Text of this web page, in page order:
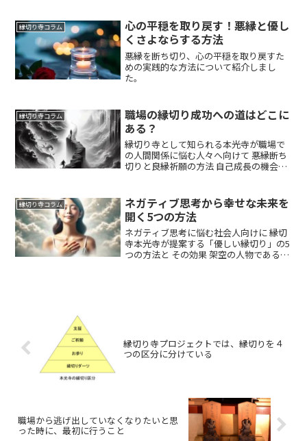
化と自己成長を通じて悪縁を解消する具
体的な実践方法について紹介しました。
縁切り寺コラム
心の平穏を取り戻す！悪縁と優し
くさよならする方法
悪縁を断ち切り、心の平穏を取り戻すた
めの実践的な方法について紹介しまし
た。
縁切り寺コラム
職場の縁切り成功への道はどこに
ある？
縁切り寺として知られる本光寺が職場で
の人間関係に悩む人々へ向けて 悪縁断ち
切りと良縁祈願の方法 自己成長の機会と
たな出会いへの期待など 職場の人間関係
改善に役立つ縁切りの知恵について紹介
しました。
縁切り寺コラム
ネガティブ思考から幸せな未来を
開く5つの方法
ネガティブ思考に悩む社会人向けに 縁切
寺本光寺が提案する「優しい縁切り」の5
つの方法と その効果 架空の人物である佐
縁切り寺プロジェクトでは、縁切りを４
つの区分に分けている
職場から逃げ出していなくなりたいと思
った時に、最初に行うこと